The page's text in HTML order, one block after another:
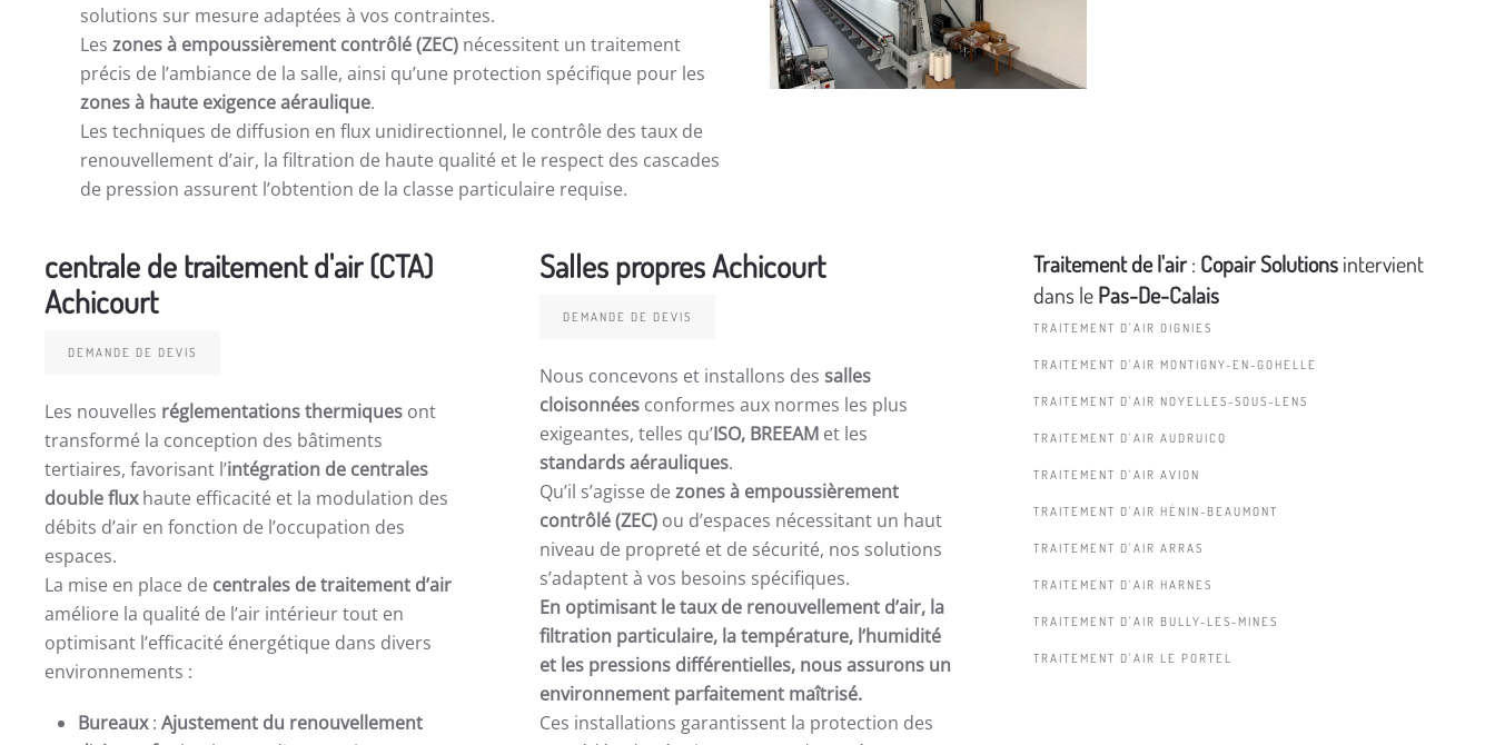
solutions sur mesure adaptées à vos contraintes.
Les zones à empoussièrement contrôlé (ZEC) nécessitent un traitement
précis de l’ambiance de la salle, ainsi qu’une protection spécifique pour les
zones à haute exigence aéraulique.
Les techniques de diffusion en flux unidirectionnel, le contrôle des taux de
renouvellement d’air, la filtration de haute qualité et le respect des cascades
de pression assurent l’obtention de la classe particulaire requise.
centrale de traitement d'air (CTA)
Achicourt
DEMANDE DE DEVIS
Les nouvelles réglementations thermiques ont
transformé la conception des bâtiments
tertiaires, favorisant l’intégration de centrales
double fluxhaute efficacité et la modulation des
débits d’air en fonction de l’occupation des
espaces.
La mise en place de centrales de traitement d’air
améliore la qualité de l’air intérieur tout en
optimisant l’efficacité énergétique dans divers
environnements :
Bureaux: Ajustement du renouvellement
Salles propres Achicourt
DEMANDE DE DEVIS
Nous concevons et installons des salles
cloisonnéesconformes aux normes les plus
exigeantes, telles qu’ISO, BREEAMet les
standards aérauliques.
Qu’il s’agisse de zones à empoussièrement
contrôlé (ZEC)ou d’espaces nécessitant un haut
niveau de propreté et de sécurité, nos solutions
s’adaptent à vos besoins spécifiques.
En optimisant le taux de renouvellement d’air, la
filtration particulaire, la température, l’humidité
et les pressions différentielles, nous assurons un
environnement parfaitement maîtrisé.
Ces installations garantissent la protection des
Traitement de l'air: Copair Solutionsintervient
dans lePas-De-Calais
TRAITEMENT D'AIR OIGNIES
TRAITEMENT D'AIR MONTIGNY-EN-GOHELLE
TRAITEMENT D'AIR NOYELLES-SOUS-LENS
TRAITEMENT D'AIR AUDRUICQ
TRAITEMENT D'AIR AVION
TRAITEMENT D'AIR HÉNIN-BEAUMONT
TRAITEMENT D'AIR ARRAS
TRAITEMENT D'AIR HARNES
TRAITEMENT D'AIR BULLY-LES-MINES
TRAITEMENT D'AIR LE PORTEL